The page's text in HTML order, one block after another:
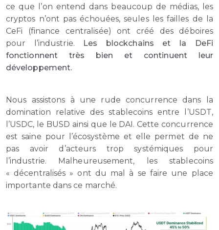
ce que l’on entend dans beaucoup de médias, les
cryptos n’ont pas échouées, seules les failles de la
CeFi (finance centralisée) ont créé des déboires
pour l’industrie. Les blockchains et la DeFi
fonctionnent très bien et continuent leur
développement.
Nous assistons à une rude concurrence dans la
domination relative des stablecoins entre l’USDT,
l’USDC, le BUSD ainsi que le DAI. Cette concurrence
est saine pour l’écosystème et elle permet de ne
pas avoir d’acteurs trop systémiques pour
l’industrie. Malheureusement, les stablecoins
« décentralisés » ont du mal à se faire une place
importante dans ce marché.